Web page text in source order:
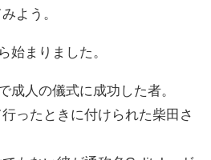
よう。
始まりました。
成人の儀式に成功した者。
ったときに付けられた柴田さ